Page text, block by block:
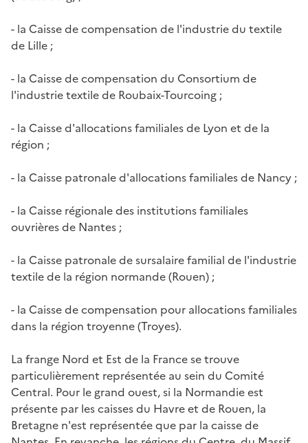
- la Caisse de compensation de l'industrie du textile
de Lille ;
- la Caisse de compensation du Consortium de
l'industrie textile de Roubaix-Tourcoing ;
- la Caisse d'allocations familiales de Lyon et de la
région ;
- la Caisse patronale d'allocations familiales de Nancy ;
- la Caisse régionale des institutions familiales
ouvrières de Nantes ;
- la Caisse patronale de sursalaire familial de l'industrie
textile de la région normande (Rouen) ;
- la Caisse de compensation pour allocations familiales
dans la région troyenne (Troyes).
La frange Nord et Est de la France se trouve
particulièrement représentée au sein du Comité
Central. Pour le grand ouest, si la Normandie est
présente par les caisses du Havre et de Rouen, la
Bretagne n'est représentée que par la caisse de